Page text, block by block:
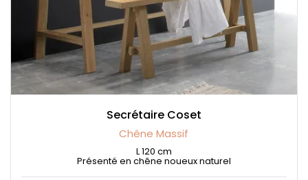
Secrétaire Coset
Chêne Massif
L 120 cm
Présenté en chêne noueux naturel